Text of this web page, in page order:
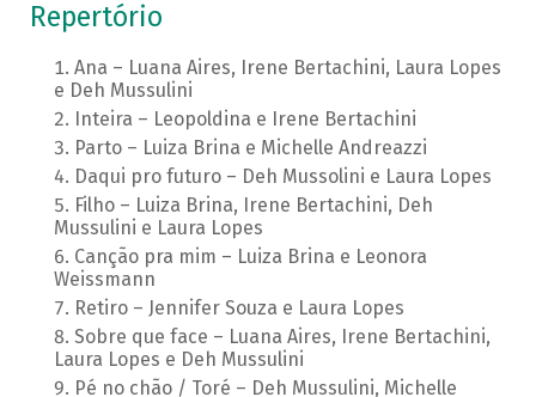
Repertório
Ana – Luana Aires, Irene Bertachini, Laura Lopes
e Deh Mussulini
Inteira – Leopoldina e Irene Bertachini
Parto – Luiza Brina e Michelle Andreazzi
Daqui pro futuro – Deh Mussolini e Laura Lopes
Filho – Luiza Brina, Irene Bertachini, Deh
Mussulini e Laura Lopes
Canção pra mim – Luiza Brina e Leonora
Weissmann
Retiro – Jennifer Souza e Laura Lopes
Sobre que face – Luana Aires, Irene Bertachini,
Laura Lopes e Deh Mussulini
Pé no chão / Toré – Deh Mussulini, Michelle